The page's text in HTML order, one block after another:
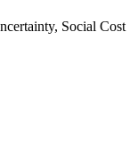
, Social Cost